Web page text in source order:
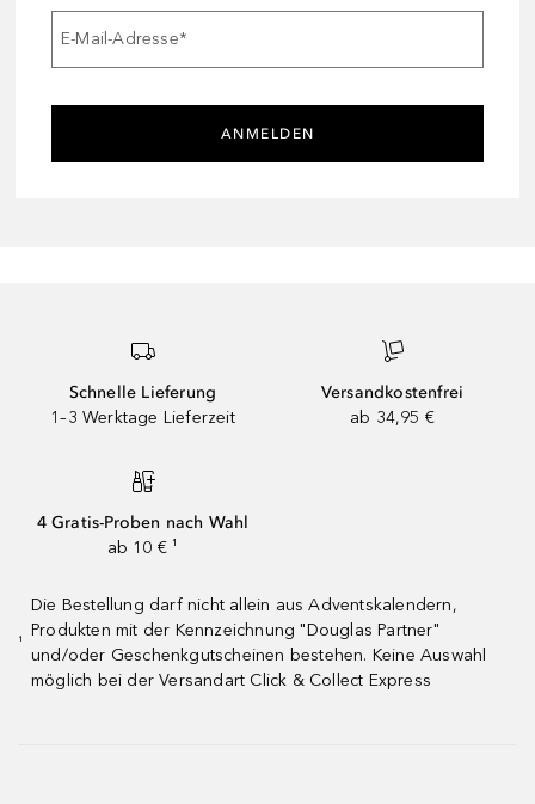
E-Mail-Adresse*
ANMELDEN
Schnelle Lieferung
1–3 Werktage Lieferzeit
Versandkostenfrei
ab 34,95 €
4 Gratis-Proben nach Wahl
ab 10 € ¹
¹
Die Bestellung darf nicht allein aus Adventskalendern,
Produkten mit der Kennzeichnung "Douglas Partner"
und/oder Geschenkgutscheinen bestehen. Keine Auswahl
möglich bei der Versandart Click & Collect Express